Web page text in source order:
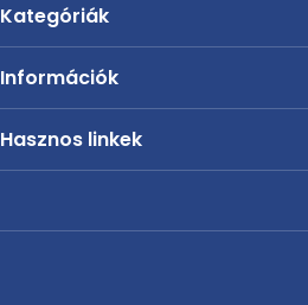
Kategóriák
Információk
Hasznos linkek